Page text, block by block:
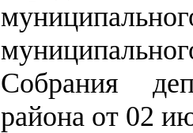
Собрания
района от 02